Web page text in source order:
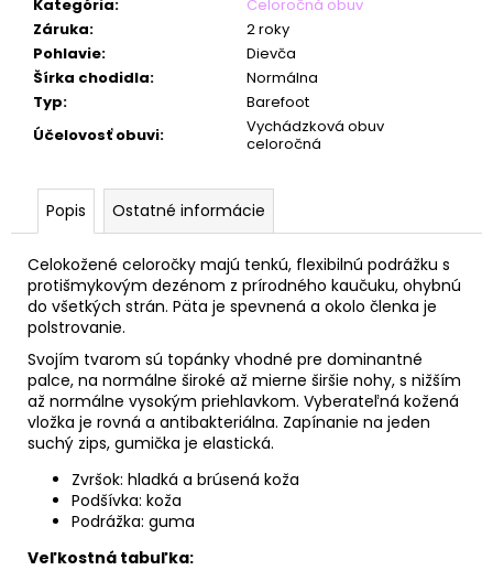
Kategória:
Celoročná obuv
Záruka:
2 roky
Pohlavie:
Dievča
Šírka chodidla:
Normálna
Typ:
Barefoot
Účelovosť obuvi:
Vychádzková obuv
celoročná
Popis Ostatné informácie
Celokožené celoročky majú tenkú, flexibilnú podrážku s
protišmykovým dezénom z prírodného kaučuku, ohybnú
do všetkých strán. Päta je spevnená a okolo členka je
polstrovanie.
Svojím tvarom sú topánky vhodné pre dominantné
palce, na normálne široké až mierne širšie nohy, s nižším
až normálne vysokým priehlavkom. Vyberateľná kožená
vložka je rovná a antibakteriálna. Zapínanie na jeden
suchý zips, gumička je elastická.
Zvršok: hladká a brúsená koža
Podšívka: koža
Podrážka: guma
Veľkostná tabuľka: